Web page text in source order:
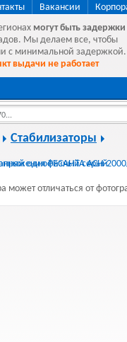
Вакансии
могут быть задержки
Мы делаем все, чтобы
с минимальной задержкой.
выдачи не работает
Стабилизаторы
может отличаться от